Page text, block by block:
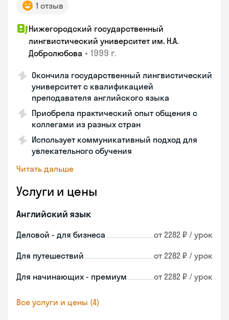
1 отзыв
Нижегородский государственный
лингвистический университет им. Н.А.
Добролюбова • 1999 г.
Окончила государственный лингвистический
университет с квалификацией
преподавателя английского языка
Приобрела практический опыт общения с
коллегами из разных стран
Использует коммуникативный подход для
увлекательного обучения
Читать дальше
Услуги и цены
Английский язык
Деловой - для бизнеса от 2282 ₽ / урок
Для путешествий от 2282 ₽ / урок
Для начинающих - премиум от 2282 ₽ / урок
Все услуги и цены (4)